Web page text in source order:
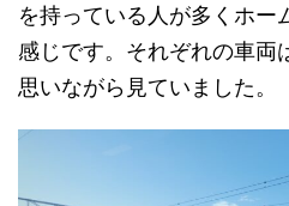
を持っている人が多くホー
感じです。それぞれの車両
思いながら見ていました。